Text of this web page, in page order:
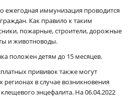
ежегодная иммунизация проводится
Как правило к таким
пожарные, строители, дорожные
и животноводы.
положен детям до 15 месяцев.
прививок также могут
в случае возникновения
энцефалита. На 06.04.2022